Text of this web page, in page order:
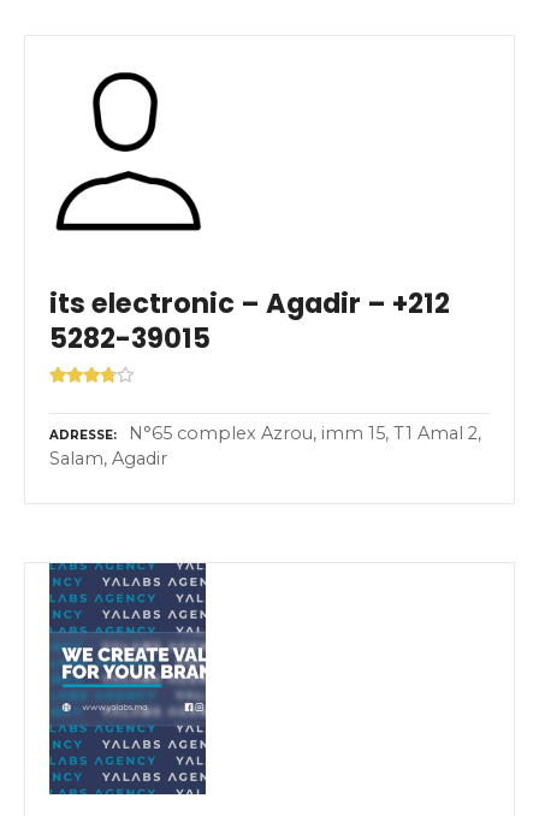
its electronic – Agadir – +212
5282-39015
ADRESSE
N°65 complex Azrou, imm 15, T1 Amal 2,
Salam, Agadir